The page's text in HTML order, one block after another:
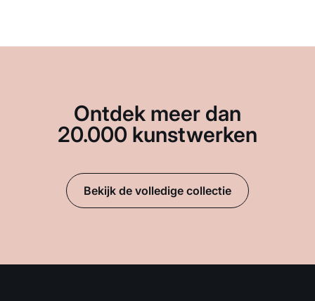
Ontdek meer dan
20.000 kunstwerken
Bekijk de volledige collectie